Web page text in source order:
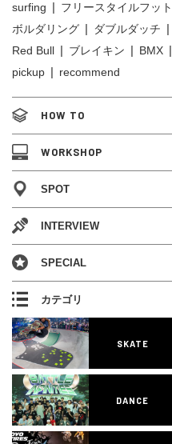
surfing
フリースタイルフッ
ボルダリング
ダブルダッチ
Red Bull
ブレイキン BMX
pickup
recommend
HOW TO
WORKSHOP
SPOT
INTERVIEW
SPECIAL
カテゴリ
SKATE
DANCE